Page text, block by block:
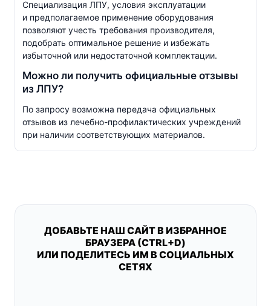
Специализация ЛПУ, условия эксплуатации
и предполагаемое применение оборудования
позволяют учесть требования производителя,
подобрать оптимальное решение и избежать
избыточной или недостаточной комплектации.
Можно ли получить официальные отзывы
из ЛПУ?
По запросу возможна передача официальных
отзывов из лечебно-профилактических учреждений
при наличии соответствующих материалов.
ДОБАВЬТЕ НАШ САЙТ В ИЗБРАННОЕ
БРАУЗЕРА (CTRL+D)
ИЛИ ПОДЕЛИТЕСЬ ИМ В СОЦИАЛЬНЫХ
СЕТЯХ